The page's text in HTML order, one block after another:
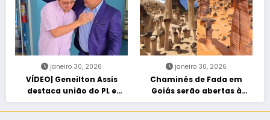
janeiro 30, 2026
VÍDEO| Geneilton Assis
destaca união do PL e
consolidação de apoio a
Maycon Tombini em Jataí
janeiro 30, 2026
Chaminés de Fada em
Goiás serão abertas à
visitação controlada